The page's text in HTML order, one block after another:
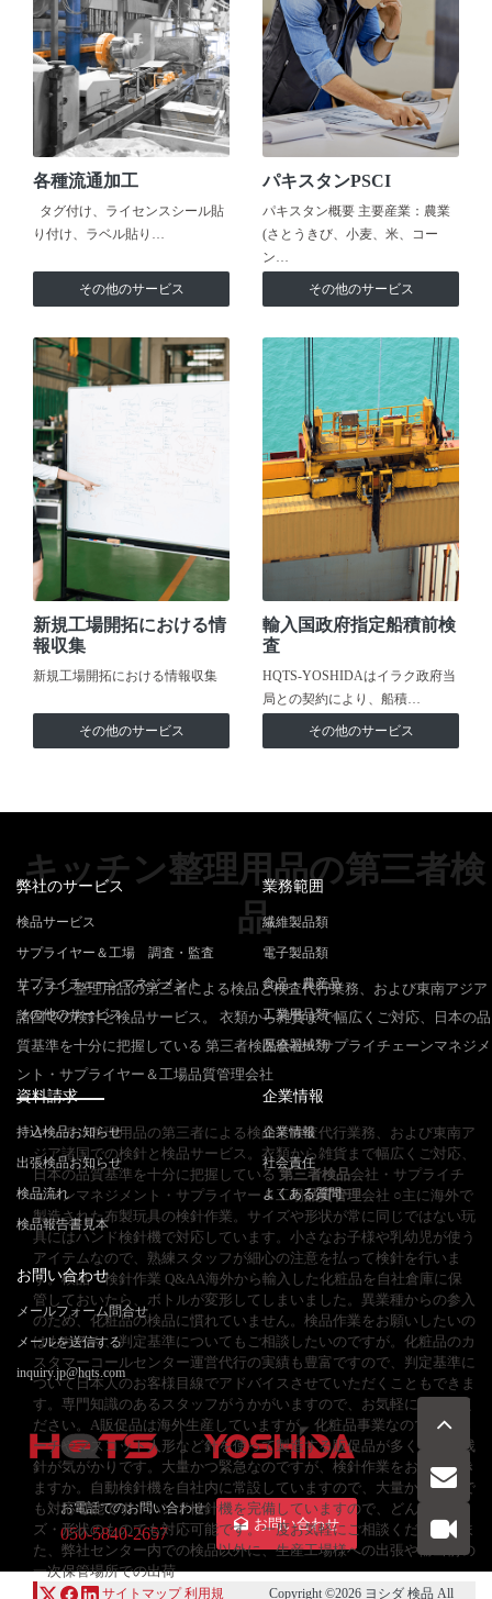
各種流通加工
タグ付け、ライセンスシール貼
り付け、ラベル貼り…
その他のサービス
パキスタンPSCI
パキスタン概要 主要産業：農業
(さとうきび、小麦、米、コー
ン…
その他のサービス
新規工場開拓における情
報収集
新規工場開拓における情報収集
その他のサービス
輸入国政府指定船積前検
査
HQTS-YOSHIDAはイラク政府当
局との契約により、船積…
その他のサービス
キッチン整理用品の第三者検
品
キッチン整理用品の第三者による検品と検査代行業務、および東南アジア
諸国での検針と検品サービス。 衣類から雑貨まで幅広くご対応、日本の品
質基準を十分に把握している 第三者検品会社・サプライチェーンマネジメ
ント・サプライヤー＆工場品質管理会社
キッチン整理用品の第三者による検品と検査代行業務、および東南ア
ジア諸国での検針と検品サービス。衣類から雑貨まで幅広くご対応、
日本の品質基準を十分に把握している第三者検品会社・サプライチ
ェーンマネジメント・サプライヤー＆工場品質管理会社 ○主に海外で
製造された布製玩具の検針作業。サイズや形状が常に同じではない玩
具にはハンド検針機で対応しています。小さなお子様や乳幼児が使う
アイテムなので、熟練スタッフが細心の注意を払って検針を行いま
す。検品・検針作業 Q&AA海外から輸入した化粧品を自社倉庫に保
管しておいたら、ボトルが変形してしまいました。異業種からの参入
のため、化粧品の検品に慣れていません。検品作業をお願いしたいの
はもちろん、判定基準についてもご相談したいのですが。化粧品のカ
スタマーコールセンター運営代行の実績も豊富ですので、判定基準に
ついて日本人のお客様目線でアドバイスさせていただくこともできま
す。専門知識のあるスタッフがうかがいますので、お気軽にご相談く
ださい。A販促品は海外生産していますが、化粧品事業なので化粧ポ
ーチやマスコット人形など針を使って製造する販促品が多く、常に残
針が気がかりです。大量かつ緊急なのですが、検針作業をお願いでき
ますか。自動検針機を自社内に常設していますので、大量かつ緊急で
も対応可能です。ハンド検針機を完備していますので、どんなサイ
ズ・形状のものでも対応可能です。一度お気軽にご相談ください。ま
た、弊社センター内での検品以外に、生産工場様への出張や輸出前の
一次保管場所での出荷
弊社のサービス
検品サービス
サプライヤー＆工場 調査・監査
サプライチェーンマネジメント
その他のサービス
業務範囲
繊維製品類
電子製品類
食品・農産品
工業用品類
医療器械類
資料請求
持込検品お知らせ
出張検品お知らせ
検品流れ
検品報告書見本
企業情報
企業情報
社会責任
よくある質問
お問い合わせ
メールフォーム問合せ
メールを送信する
inquiry.jp@hqts.com
お電話でのお問い合わせ
050-5840-2657
お問い合わせ
サイトマップ 利用規 Copyright ©2026 ヨシダ 検品 All